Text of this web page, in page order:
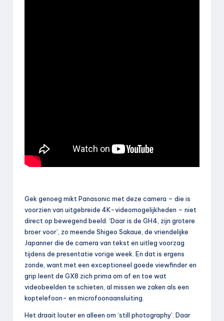
Gek genoeg mikt Panasonic met deze camera – die is
voorzien van uitgebreide 4K-videomogelijkheden – niet
direct op bewegend beeld. ‘Daar is de GH4, zijn grotere
broer voor’, zo meende Shigeo Sakaue, de vriendelijke
Japanner die de camera van tekst en uitleg voorzag
tijdens de presentatie vorige week. En dat is ergens
zonde, want met een exceptioneel goede viewfinder en
grip leent de GX8 zich prima om af en toe wat
videobeelden te schieten, al missen we zaken als een
koptelefoon- en microfoonaansluiting.
Het draait louter en alleen om ‘still photography’. Daar